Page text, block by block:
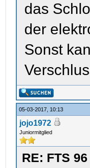
das
der
Sonst
05-03-2017, 10:13
jojo1972
Juniormitglied
RE: FTS 96